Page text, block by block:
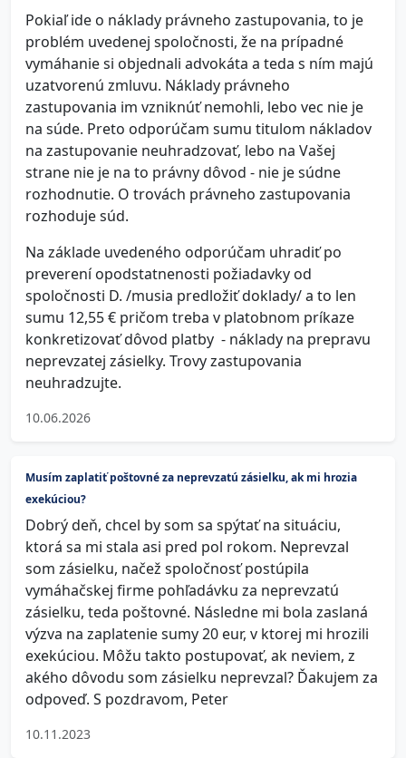
Pokiaľ ide o náklady právneho zastupovania, to je
problém uvedenej spoločnosti, že na prípadné
vymáhanie si objednali advokáta a teda s ním majú
uzatvorenú zmluvu. Náklady právneho
zastupovania im vzniknúť nemohli, lebo vec nie je
na súde. Preto odporúčam sumu titulom nákladov
na zastupovanie neuhradzovať, lebo na Vašej
strane nie je na to právny dôvod - nie je súdne
rozhodnutie. O trovách právneho zastupovania
rozhoduje súd.
Na základe uvedeného odporúčam uhradiť po
preverení opodstatnenosti požiadavky od
spoločnosti D. /musia predložiť doklady/ a to len
sumu 12,55 € pričom treba v platobnom príkaze
konkretizovať dôvod platby - náklady na prepravu
neprevzatej zásielky. Trovy zastupovania
neuhradzujte.
10.06.2026
Musím zaplatiť poštovné za neprevzatú zásielku, ak mi hrozia
exekúciou?
Dobrý deň, chcel by som sa spýtať na situáciu,
ktorá sa mi stala asi pred pol rokom. Neprevzal
som zásielku, načež spoločnosť postúpila
vymáhačskej firme pohľadávku za neprevzatú
zásielku, teda poštovné. Následne mi bola zaslaná
výzva na zaplatenie sumy 20 eur, v ktorej mi hrozili
exekúciou. Môžu takto postupovať, ak neviem, z
akého dôvodu som zásielku neprevzal? Ďakujem za
odpoveď. S pozdravom, Peter
10.11.2023